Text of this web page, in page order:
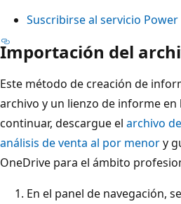
Suscribirse al servicio Power
Importación del
Este método de creación de
archivo y un lienzo de informe en
continuar, descargue el archivo
análisis de venta al por menory
OneDrive para el ámbito
En el panel de navegación,